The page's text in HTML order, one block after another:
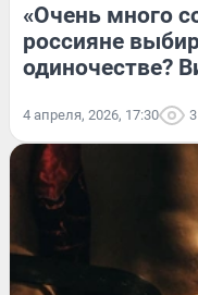
«Очень много
россияне
одиночестве?
4 апреля, 2026, 17:30